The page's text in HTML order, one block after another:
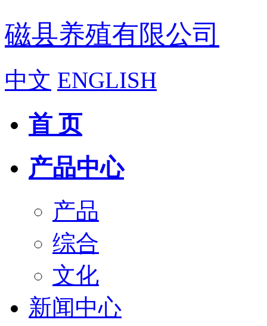
磁县养殖有限公司
中文 ENGLISH
首 页
产品中心
产品
综合
文化
新闻中心